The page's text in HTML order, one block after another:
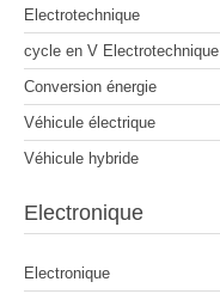
Electrotechnique
cycle en V Electrotechnique
Conversion énergie
Véhicule électrique
Véhicule hybride
Electronique
Electronique